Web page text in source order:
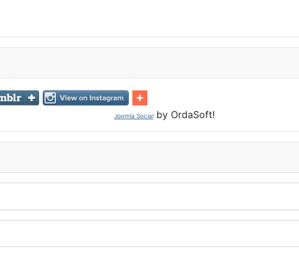
Joomla Socialby OrdaSoft!